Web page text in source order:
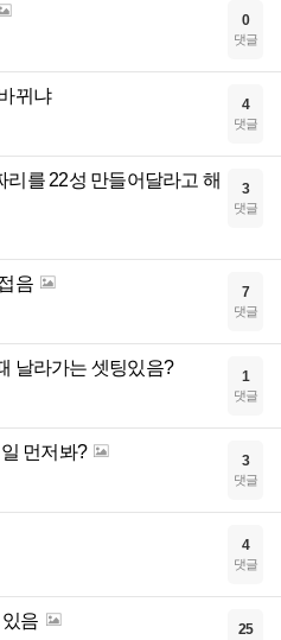
0
댓글
뀌냐 4
댓글
를 22성 만들어달라고 해
3
댓글
음 7
댓글
날라가는 셋팅있음? 1
댓글
먼저봐? 3
댓글
4
댓글
음 25